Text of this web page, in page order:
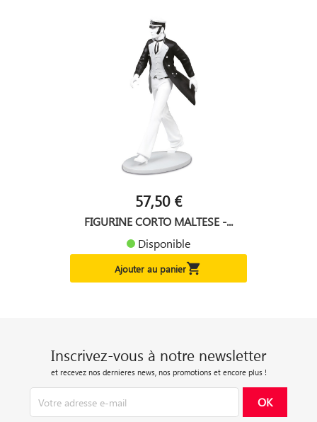
57,50 €
FIGURINE CORTO MALTESE -...
Disponible
Ajouter au panier
Inscrivez-vous à notre newsletter
et recevez nos dernieres news, nos promotions et encore plus !